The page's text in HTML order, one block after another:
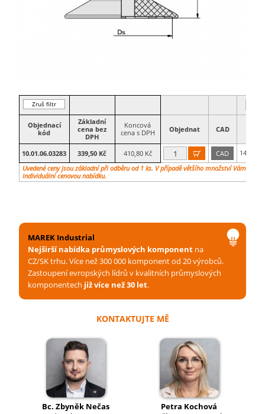
Zruš filtr
Objednací
kód
Základní
cena bez
DPH
Koncová
cena s DPH
Objednat CAD
10.01.06.03283 339,50 Kč 410,80 Kč  CAD 14,8
Uvedené ceny jsou základní při odběru od 1 ks. V případě většího množství Vám
individuální cenovou nabídku.
MAREK Industrial
Nejširší nabídka průmyslových komponent na
CZ/SK trhu. Více než 300 000 komponent od 20 výrobců.
Zastoupení evropských lídrů v kvalitních průmyslových
komponentech již více než 30 let.
KONTAKTUJTE MĚ
Bc. Zbyněk Nečas
Petra Kochová